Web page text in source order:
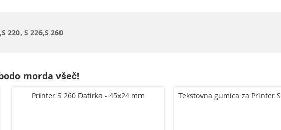
S 220, S 226,S 260
morda všeč!
Printer S 260 Datirka - 45x24 mm Tekstovna gumica za Printer